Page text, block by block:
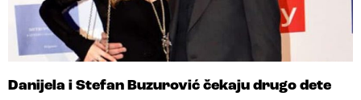
Danijela i Stefan Buzurović čekaju drugo dete